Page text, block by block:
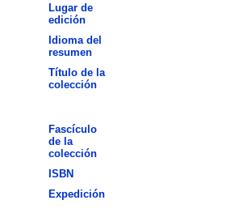
Lugar de
edición
Idioma del
resumen
Título de la
colección
Fascículo
de la
colección
ISBN
Expedición